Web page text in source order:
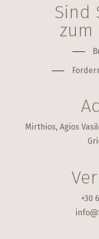
Sind
zum
Mirthios, Agios
+30
info@